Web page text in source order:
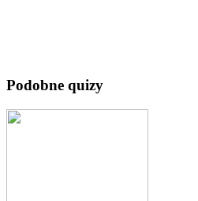
Podobne quizy